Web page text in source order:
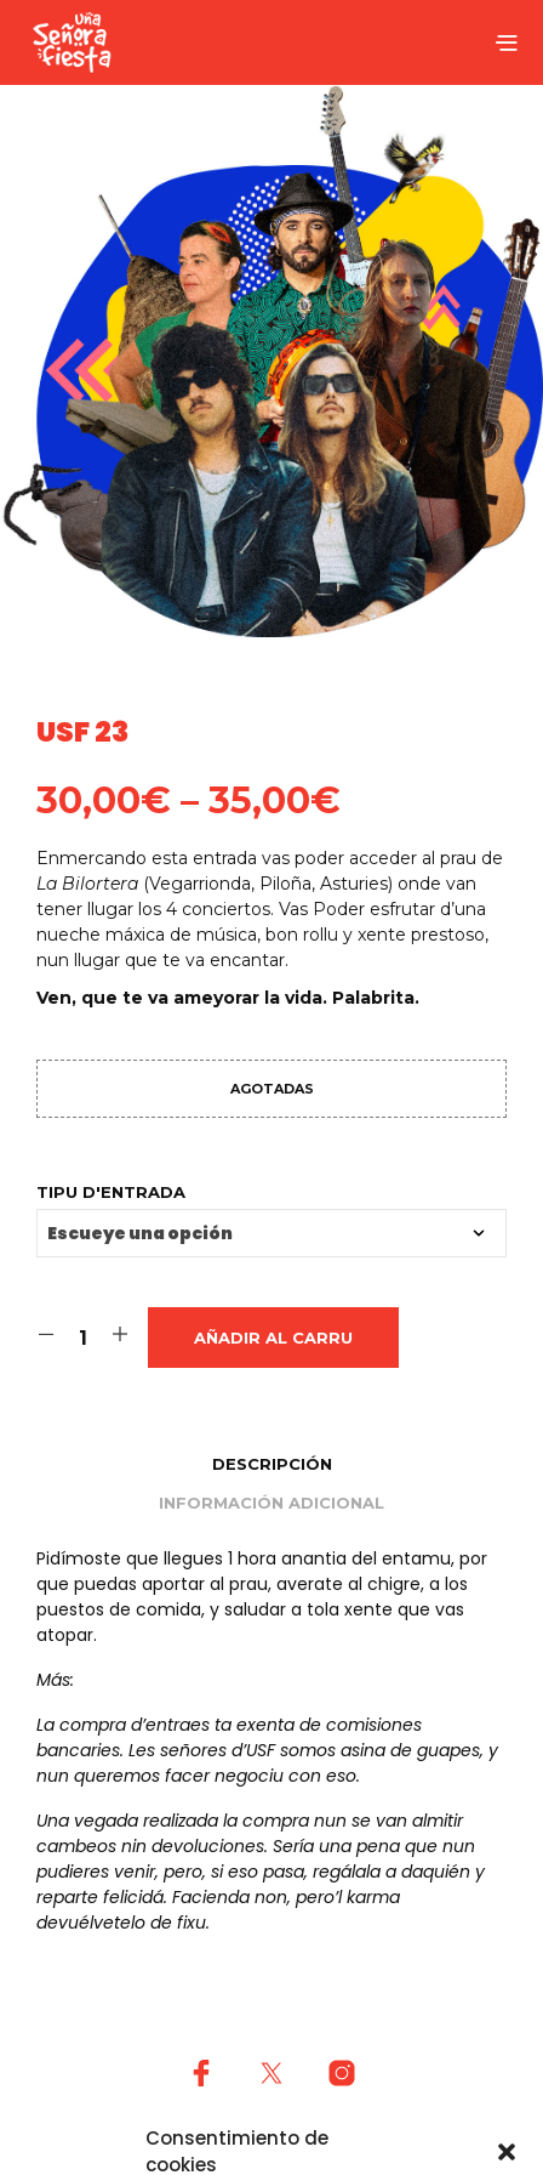
Consentimiento de
cookies
USF 23
30,00€ – 35,00€
Enmercando esta entrada vas poder acceder al prau de
La Bilortera (Vegarrionda, Piloña, Asturies) onde van
tener llugar los 4 conciertos. Vas Poder esfrutar d’una
nueche máxica de música, bon rollu y xente prestoso,
nun llugar que te va encantar.
Ven, que te va ameyorar la vida. Palabrita.
AGOTADAS
TIPU D'ENTRADA
AÑADIR AL CARRU
DESCRIPCIÓN
INFORMACIÓN ADICIONAL
Pidímoste que llegues 1 hora anantia del entamu, por
que puedas aportar al prau, averate al chigre, a los
puestos de comida, y saludar a tola xente que vas
atopar.
Más:
La compra d’entraes ta exenta de comisiones
bancaries. Les señores d’USF somos asina de guapes, y
nun queremos facer negociu con eso.
Una vegada realizada la compra nun se van almitir
cambeos nin devoluciones. Sería una pena que nun
pudieres venir, pero, si eso pasa, regálala a daquién y
reparte felicidá. Facienda non, pero’lkarma
devuélvetelo de fixu.
Política de privacidad
Cookies (UE)